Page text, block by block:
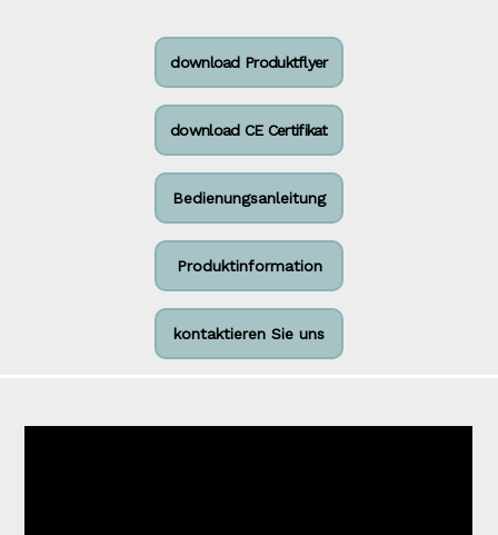
download Produktflyer
download CE Certifikat
Bedienungsanleitung
Produktinformation
kontaktieren Sie uns